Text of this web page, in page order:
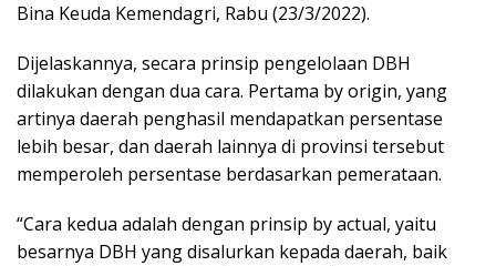
Bina Keuda Kemendagri, Rabu (23/3/2022).
Dijelaskannya, secara prinsip pengelolaan DBH
dilakukan dengan dua cara. Pertama by origin, yang
artinya daerah penghasil mendapatkan persentase
lebih besar, dan daerah lainnya di provinsi tersebut
memperoleh persentase berdasarkan pemerataan.
“Cara kedua adalah dengan prinsip by actual, yaitu
besarnya DBH yang disalurkan kepada daerah, baik